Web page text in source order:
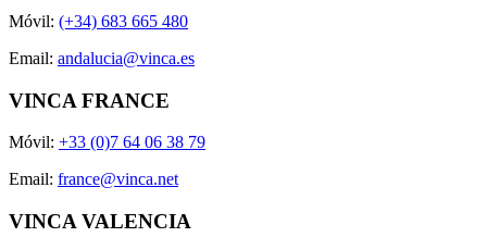
Móvil: (+34) 683 665 480
Email: andalucia@vinca.es
VINCA FRANCE
Móvil: +33 (0)7 64 06 38 79
Email: france@vinca.net
VINCA VALENCIA